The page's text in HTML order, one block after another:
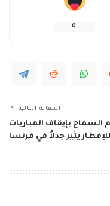
0
المقالة التالية
السماح بإيقاف المباريات
للإفطار يثير جدلاً في فرنسا